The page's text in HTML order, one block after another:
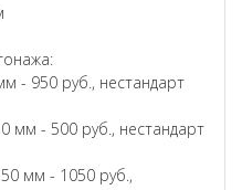
- 950 руб., нестандарт
мм - 500 руб., нестандарт
мм - 1050 руб.,